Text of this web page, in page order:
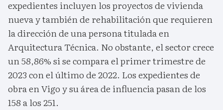
expedientes incluyen los proyectos de vivienda
nueva y también de rehabilitación que requieren
la dirección de una persona titulada en
Arquitectura Técnica. No obstante, el sector crece
un 58,86% si se compara el primer trimestre de
2023 con el último de 2022. Los expedientes de
obra en Vigo y su área de influencia pasan de los
158 a los 251.